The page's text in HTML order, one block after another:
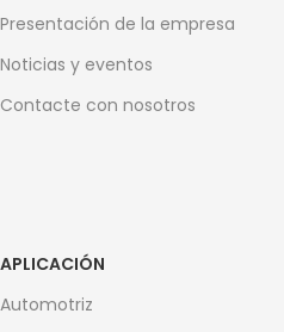
Presentación de la empresa
Noticias y eventos
Contacte con nosotros
APLICACIÓN
Automotriz